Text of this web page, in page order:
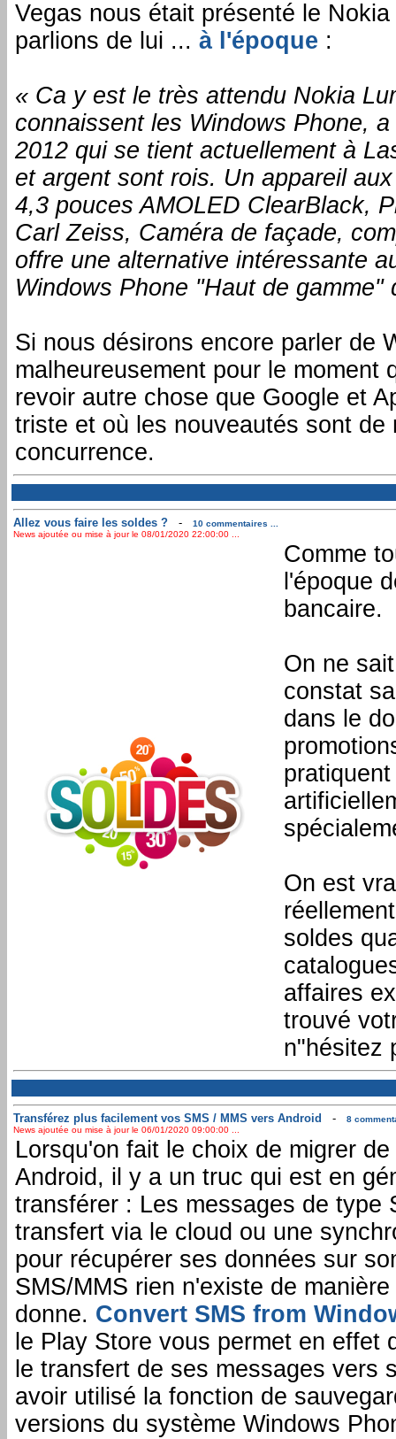
Vegas nous était présenté le
parlions de lui ... à l'époque :
« Ca y est le très attendu Nokia
connaissent les Windows Phone,
2012 qui se tient actuellement à
et argent sont rois. Un appareil
4,3 pouces AMOLED ClearBlack,
Carl Zeiss, Caméra de façade,
offre une alternative intéressante
Windows Phone "Haut de
Si nous désirons encore parler de
malheureusement pour le moment
revoir autre chose que Google et
triste et où les nouveautés sont
concurrence.
Allez vous faire les soldes ? -
10 commentaires ...
News ajoutée ou mise à jour le 08/01/2020 22:00:00 ...
Comme
l'époque
bancaire.
On ne
constat
dans le
On est
soldes
affaires
trouvé
n"hésitez
Transférez plus facilement vos SMS / MMS vers Android -
8
News ajoutée ou mise à jour le 06/01/2020 09:00:00 ...
Lorsqu'on fait le choix de migrer
Android, il y a un truc qui est en
transférer : Les messages de type
transfert via le cloud ou une
pour récupérer ses données sur
SMS/MMS rien n'existe de
donne. Convert SMS from
le Play Store vous permet en effet
le transfert de ses messages vers
avoir utilisé la fonction de
versions du système Windows